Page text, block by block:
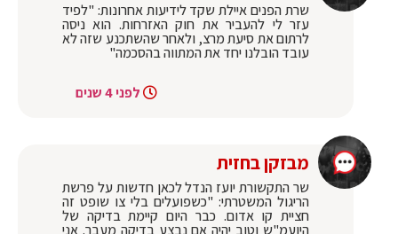
שרת הפנים איילת שקד לידיעות אחרונות: "לפיד
עזר לי להעביר את חוק האזרחות. הוא ניסה
לרתום את סיעת מרצ, ולאחר שהשתכנע שזה לא
עובד הובלנו יחד את המתווה בהסכמה"
לפני 4 שנים
מבזקן בחזית
‏שר התקשורת יועז הנדל לכאן חדשות על פרשת
הריגול המשטרתי: "כשפועלים בלי צו שופט זה
חציית קו אדום. כבר היום קיימת בדיקה של
היועמ"ש וטוב יהיה אם נבצע בדיקה מעבר. אני